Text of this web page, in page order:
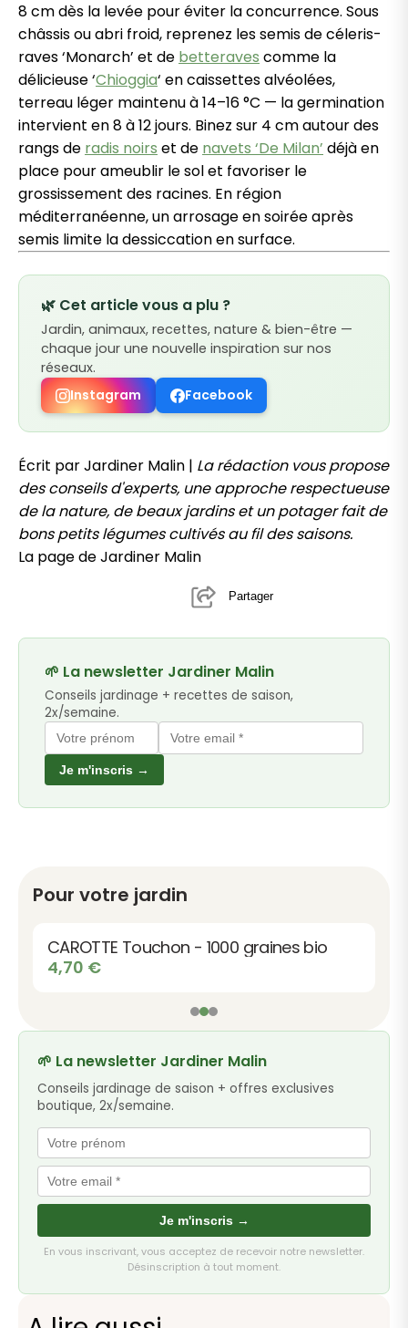
8 cm dès la levée pour éviter la concurrence. Sous
châssis ou abri froid, reprenez les semis de céleris-
raves ‘Monarch’ et de betteraves comme la
délicieuse ‘Chioggia‘ en caissettes alvéolées,
terreau léger maintenu à 14–16 °C — la germination
intervient en 8 à 12 jours. Binez sur 4 cm autour des
rangs de radis noirs et de navets ‘De Milan’ déjà en
place pour ameublir le sol et favoriser le
grossissement des racines. En région
méditerranéenne, un arrosage en soirée après
semis limite la dessiccation en surface.
🌿 Cet article vous a plu ?
Jardin, animaux, recettes, nature & bien-être —
chaque jour une nouvelle inspiration sur nos
réseaux.
Instagram
Facebook
Écrit par Jardiner Malin | La rédaction vous propose
des conseils d'experts, une approche respectueuse
de la nature, de beaux jardins et un potager fait de
bons petits légumes cultivés au fil des saisons.
La page de Jardiner Malin
Partager
🌱 La newsletter Jardiner Malin
Conseils jardinage + recettes de saison,
2x/semaine.
Je m'inscris →
Pour votre jardin
CAROTTE Touchon - 1000 graines bio
4,70 €
🌱 La newsletter Jardiner Malin
Conseils jardinage de saison + offres exclusives
boutique, 2x/semaine.
Je m'inscris →
En vous inscrivant, vous acceptez de recevoir notre newsletter.
Désinscription à tout moment.